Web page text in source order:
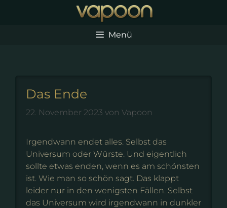
Menü
Das Ende
22. November 2023 von Vapoon
Irgendwann endet alles. Selbst das
Universum oder Würste. Und eigentlich
sollte etwas enden, wenn es am schönsten
ist. Wie man so schön sagt. Das klappt
leider nur in den wenigsten Fällen. Selbst
das Universum wird irgendwann in dunkler